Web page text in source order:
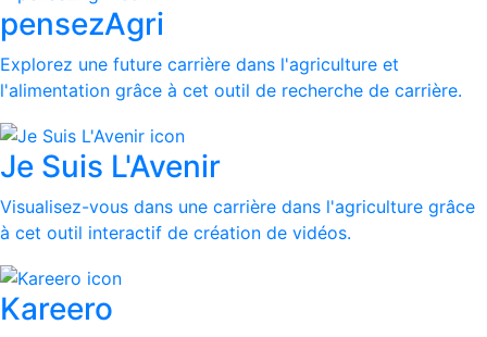
pensezAgri
Explorez une future carrière dans l'agriculture et
l'alimentation grâce à cet outil de recherche de carrière.
Je Suis L'Avenir
Visualisez-vous dans une carrière dans l'agriculture grâce
à cet outil interactif de création de vidéos.
Kareero